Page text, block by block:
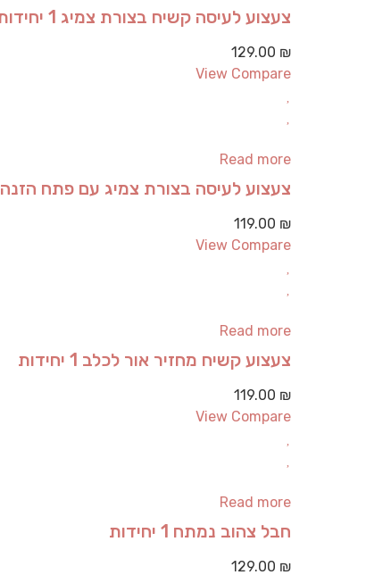
צעצוע לעיסה קשיח בצורת צמיג 1 יחידות
129.00 ₪
View Compare
Read more
צעצוע לעיסה בצורת צמיג עם פתח הזנה 1 יחידות
119.00 ₪
View Compare
Read more
צעצוע קשיח מחזיר אור לכלב 1 יחידות
119.00 ₪
View Compare
Read more
חבל צהוב נמתח 1 יחידות
129.00 ₪